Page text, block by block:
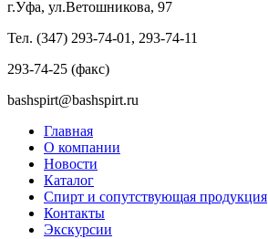
г.Уфа, ул.Ветошникова, 97
Тел. (347) 293-74-01, 293-74-11
293-74-25 (факс)
bashspirt@bashspirt.ru
Главная
О компании
Новости
Каталог
Спирт и сопутствующая продукция
Контакты
Экскурсии